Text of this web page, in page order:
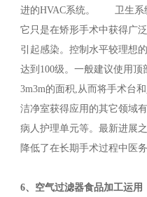
进的HVAC系统。 卫生系
它只是在矫形手术中获得广
引起感染。控制水平较理想
达到100级。一般建议使用
3m3m的面积,从而将手术台和
洁净室获得应用的其它领域
病人护理单元等。最新进展
降低了在长期手术过程中医
6、空气过滤器食品加工运